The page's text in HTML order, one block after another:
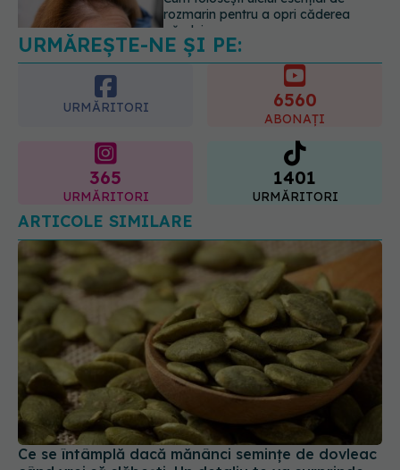
Ce este testul TORCH și cine trebuie
să-l facă. Ce înseamnă un rezultat
pozitiv
URMĂREȘTE-NE ȘI PE:
URMĂRITORI 6560
ABONAȚI
365
URMĂRITORI
1401
URMĂRITORI
ARTICOLE SIMILARE
Ce se întâmplă dacă mănânci semințe de dovleac
când vrei să slăbești. Un detaliu te va surprinde
22 mar 2026, 19:08